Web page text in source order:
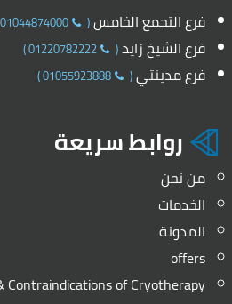
فرع التجمع الخامس(
01044874000
فرع الشيخ زايد(
01220782222
)
فرع مدينتي(
01055923888
)
روابط سريعة
من نحن
الخدمات
المدونة
offers
of Cryotherapy